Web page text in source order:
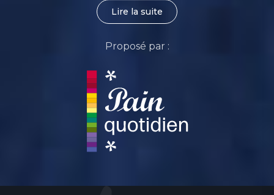
Lire la suite
Proposé par :